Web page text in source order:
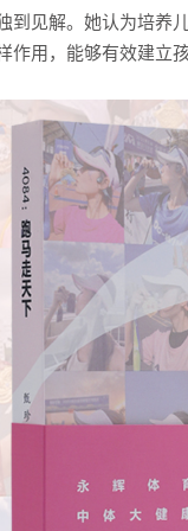
到见解。她认为培养
用，能够有效建立